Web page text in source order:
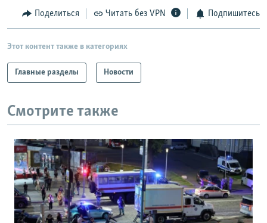
Поделиться Читать без VPN Подпишитесь
Этот контент также в категориях
Главные разделы Новости
Смотрите также